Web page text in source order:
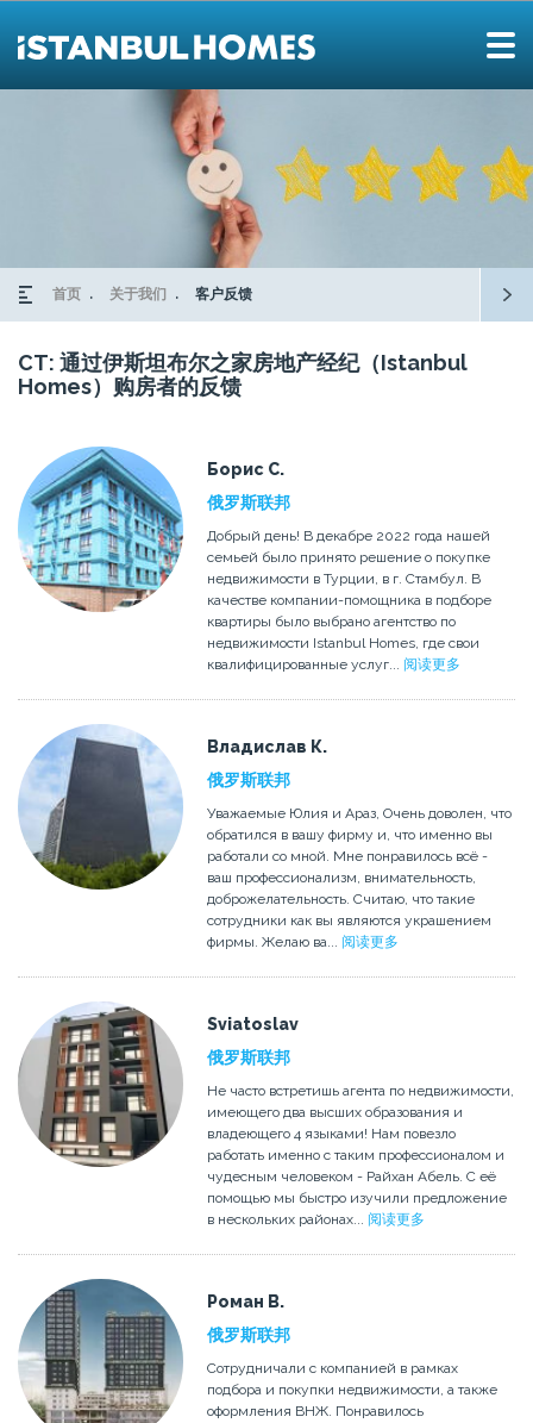
首页 关于我们 客户反馈
CT: 通过伊斯坦布尔之家房地产经纪（Istanbul
Homes）购房者的反馈
Борис С.
俄罗斯联邦
Добрый день! В декабре 2022 года нашей
семьей было принято решение о покупке
недвижимости в Турции, в г. Стамбул. В
качестве компании-помощника в подборе
квартиры было выбрано агентство по
недвижимости Istanbul Homes, где свои
квалифицированные услуг...阅读更多
Владислав К.
俄罗斯联邦
Уважаемые Юлия и Араз, Очень доволен, что
обратился в вашу фирму и, что именно вы
работали со мной. Мне понравилось всё -
ваш профессионализм, внимательность,
доброжелательность. Считаю, что такие
сотрудники как вы являются украшением
фирмы. Желаю ва...阅读更多
Sviatoslav
俄罗斯联邦
Не часто встретишь агента по недвижимости,
имеющего два высших образования и
владеющего 4 языками! Нам повезло
работать именно с таким профессионалом и
чудесным человеком - Райхан Абель. С её
помощью мы быстро изучили предложение
в нескольких районах...阅读更多
Роман В.
俄罗斯联邦
Сотрудничали с компанией в рамках
подбора и покупки недвижимости, а также
оформления ВНЖ. Понравилось